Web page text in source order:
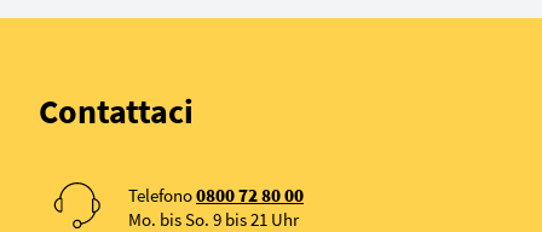
Contattaci
Telefono0800 72 80 00
Mo. bis So. 9 bis 21 Uhr